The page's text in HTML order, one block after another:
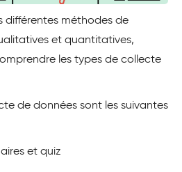
différentes méthodes de
et quantitatives,
les types de collecte
de données sont les suivantes
et quiz